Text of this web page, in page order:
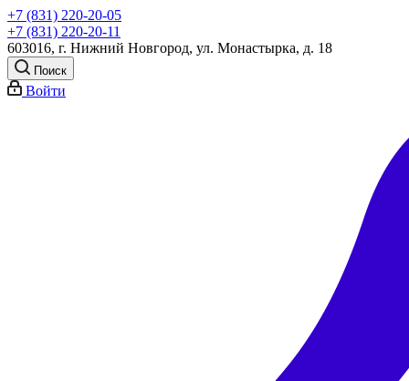
+7 (831) 220-20-05
+7 (831) 220-20-11
603016, г. Нижний Новгород, ул. Монастырка, д. 18
Поиск
Войти